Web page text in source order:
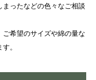
ったなどの色々なご相談
希望のサイズや綿の量な
。